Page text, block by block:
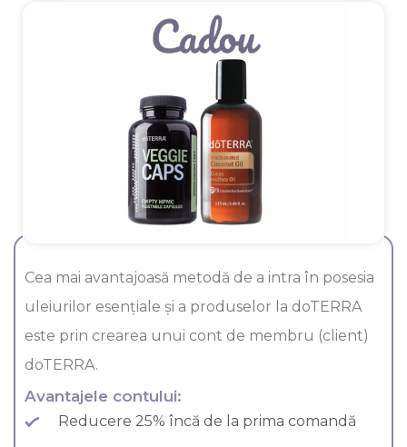
Cea mai avantajoasă metodă de a intra în posesia
uleiurilor esenţiale şi a produselor la doTERRA
este prin crearea unui cont de membru (client)
doTERRA.
Avantajele contului:
Reducere 25% încă de la prima comandă